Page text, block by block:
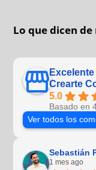
Lo que dicen
Excelente
Crearte
5.0
Basado en
Ver todos los
Sebastián
1 mes ago